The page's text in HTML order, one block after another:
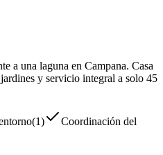
a una laguna en Campana. Casa
y servicio integral a solo 45
(1)
Coordinación del